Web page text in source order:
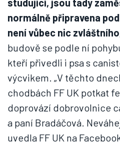
studující, jsou tady
normálně připravena
není vůbec nic
budově se podle ní
kteří přivedli i psa s
výcvikem. „V těchto
chodbách FF UK potkat
doprovází dobrovolnice
a paní Bradáčová.
uvedla FF UK na